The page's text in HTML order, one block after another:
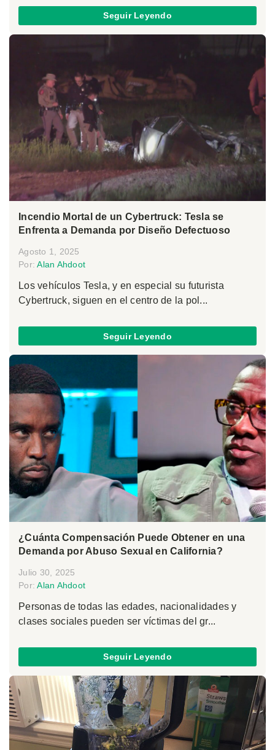
Seguir Leyendo
Incendio Mortal de un Cybertruck: Tesla se
Enfrenta a Demanda por Diseño Defectuoso
Agosto 1, 2025
Por:Alan Ahdoot
Los vehículos Tesla, y en especial su futurista
Cybertruck, siguen en el centro de la pol...
Seguir Leyendo
¿Cuánta Compensación Puede Obtener en una
Demanda por Abuso Sexual en California?
Julio 30, 2025
Por:Alan Ahdoot
Personas de todas las edades, nacionalidades y
clases sociales pueden ser víctimas del gr...
Seguir Leyendo